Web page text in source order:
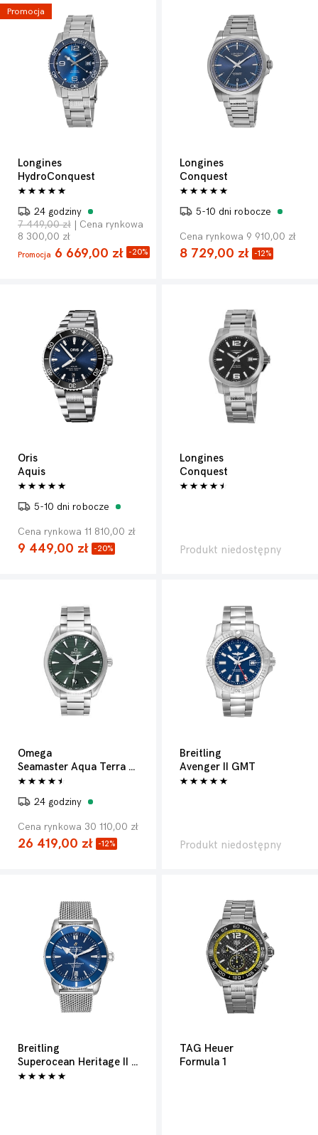
Promocja
Longines
HydroConquest
24 godziny
7 449,00 zł | Cena rynkowa
8 300,00 zł
Promocja 6 669,00 zł -20%
Longines
Conquest
5-10 dni robocze
Cena rynkowa 9 910,00 zł
8 729,00 zł -12%
Oris
Aquis
5-10 dni robocze
Cena rynkowa 11 810,00 zł
9 449,00 zł -20%
Longines
Conquest
Produkt niedostępny
Omega
Seamaster Aqua Terra 150m
24 godziny
Cena rynkowa 30 110,00 zł
26 419,00 zł -12%
Breitling
Avenger II GMT
Produkt niedostępny
Breitling
Superocean Heritage II 46
TAG Heuer
Formula 1